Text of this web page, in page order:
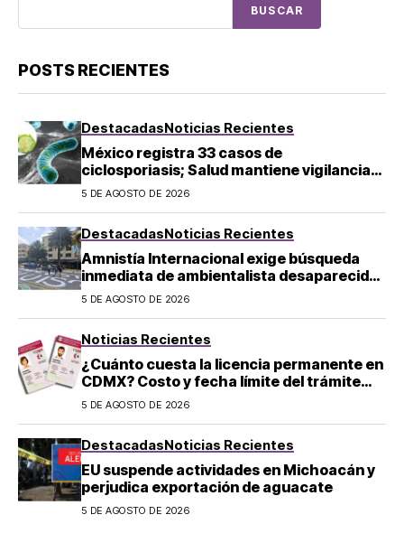
BUSCAR
POSTS RECIENTES
DestacadasNoticias Recientes
México registra 33 casos de
ciclosporiasis; Salud mantiene vigilancia
epidemiológica
5 DE AGOSTO DE 2026
DestacadasNoticias Recientes
Amnistía Internacional exige búsqueda
inmediata de ambientalista desaparecido
en Michoacán
5 DE AGOSTO DE 2026
Noticias Recientes
¿Cuánto cuesta la licencia permanente en
CDMX? Costo y fecha límite del trámite
2026
5 DE AGOSTO DE 2026
DestacadasNoticias Recientes
EU suspende actividades en Michoacán y
perjudica exportación de aguacate
5 DE AGOSTO DE 2026